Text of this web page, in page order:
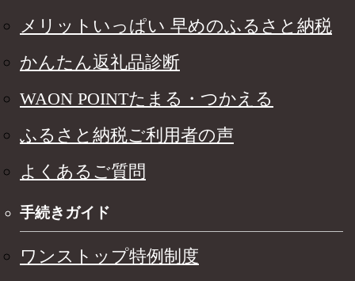
メリットいっぱい 早めのふるさと納税
かんたん返礼品診断
WAON POINTたまる・つかえる
ふるさと納税ご利用者の声
よくあるご質問
手続きガイド
ワンストップ特例制度